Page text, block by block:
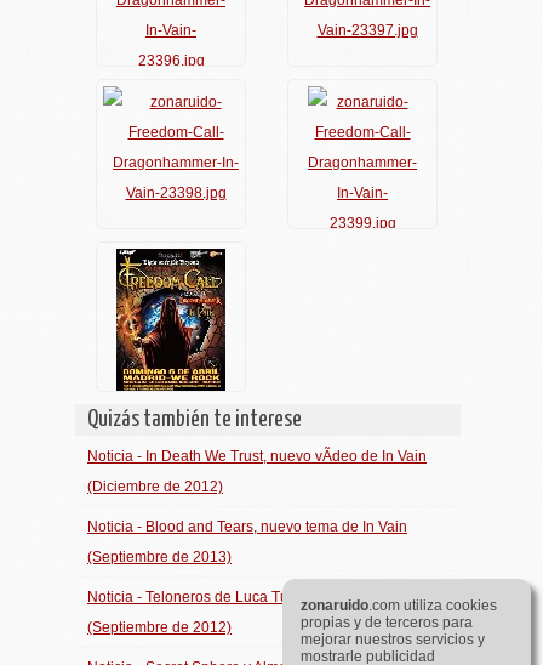
Quizás también te interese
Noticia - In Death We Trust, nuevo vÃ­deo de In Vain
(Diciembre de 2012)
Noticia - Blood and Tears, nuevo tema de In Vain
(Septiembre de 2013)
Noticia - Teloneros de Luca TurilliÂ´s Rhapsody
(Septiembre de 2012)
zonaruido.com utiliza cookies
propias y de terceros para
mejorar nuestros servicios y
mostrarle publicidad